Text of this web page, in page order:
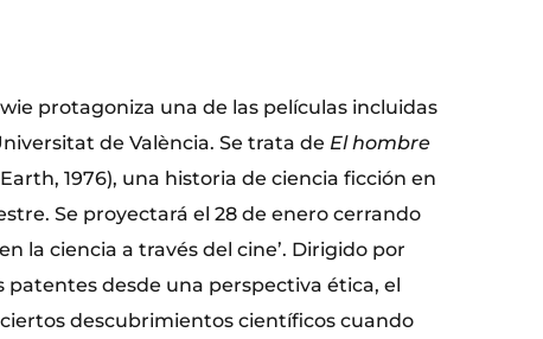
protagoniza una de las películas incluidas
de València. Se trata de El hombre
1976), una historia de ciencia ficción en
Se proyectará el 28 de enero cerrando
la ciencia a través del cine’. Dirigido por
patentes desde una perspectiva ética, el
descubrimientos científicos cuando